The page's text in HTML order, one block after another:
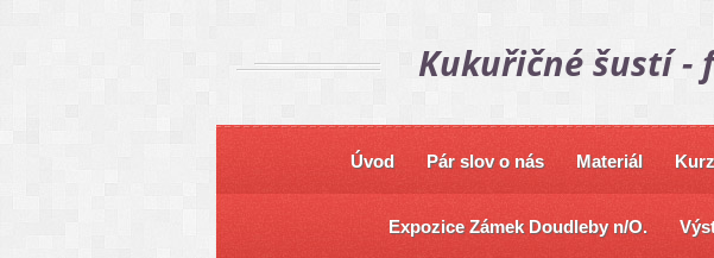
Kukuřičné šustí -
Úvod Pár slov o nás Materiál
Expozice Zámek Doudleby n/O.